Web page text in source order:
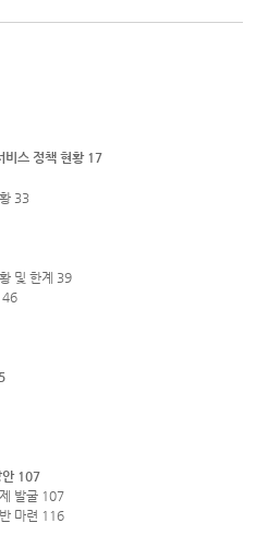
비스 정책 현황 17
33
및 한계 39
46
안 107
발굴 107
마련 116